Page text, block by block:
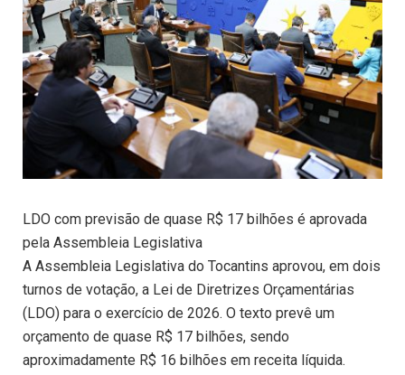
LDO com previsão de quase R$ 17 bilhões é aprovada
pela Assembleia Legislativa
A Assembleia Legislativa do Tocantins aprovou, em dois
turnos de votação, a Lei de Diretrizes Orçamentárias
(LDO) para o exercício de 2026. O texto prevê um
orçamento de quase R$ 17 bilhões, sendo
aproximadamente R$ 16 bilhões em receita líquida.